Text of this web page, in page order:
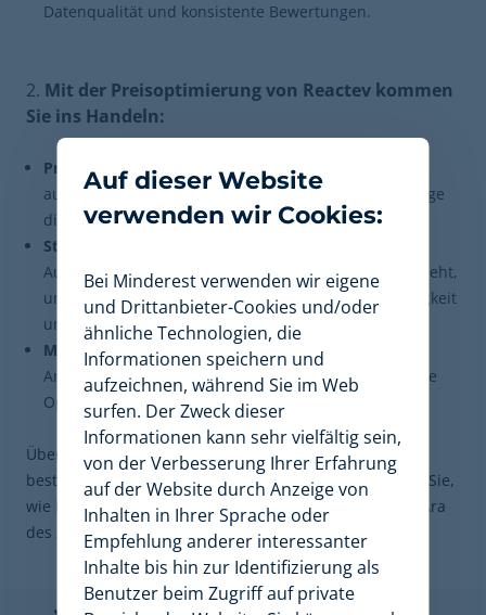
Datenqualität und konsistente Bewertungen.
Mit der Preisoptimierung von Reactev kommen
Sie ins Handeln:
Pricing Optimization:
Passen Sie Ihre Preise
automatisiert an, um genau im Moment der KI-Abfrage
die bevorzugte Position zu gewinnen.
Strategie-Simulation:
Auswirkungen auf Ihre Margen, bevor ein Preis live geht,
um die perfekte Balance zwischen Wettbewerbsfähigkeit
und Profitabilität zu halten
Market Leader Ansatz:
Stellen Sie sicher, dass Ihr
Angebot stets die intelligenteste und wirtschaftlichste
Option für den algorithmischen Käufer darstellt.
Überlassen Sie es nicht dem Markt, Ihren Wert zu
bestimmen. Fordern Sie eine Demo
an und entdecken Sie,
wie Minderest und Reactev Ihnen die Kontrolle in der Ära
des Agentic Commerce zurückgeben.
Auf dieser Website
verwenden wir Cookies:
Bei Minderest verwenden wir eigene
und Drittanbieter-Cookies und/oder
ähnliche Technologien, die
Informationen speichern und
aufzeichnen, während Sie im Web
surfen. Der Zweck dieser
Informationen kann sehr vielfältig sein,
von der Verbesserung Ihrer Erfahrung
auf der Website durch Anzeige von
Inhalten in Ihrer Sprache oder
Empfehlung anderer interessanter
Inhalte bis hin zur Identifizierung als
Benutzer beim Zugriff auf private